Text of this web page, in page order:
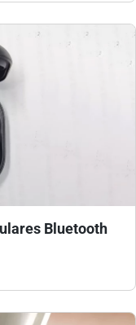
Bluetooth